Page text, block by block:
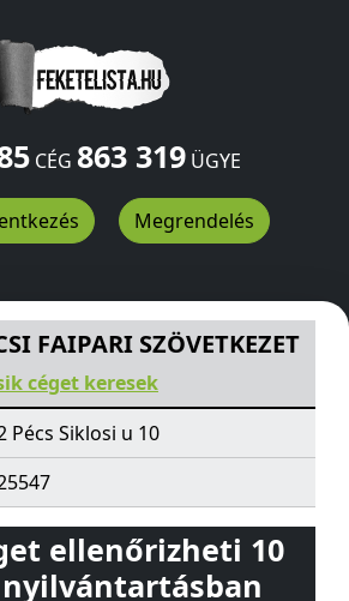
CÉG 863 319ÜGYE
Megrendelés
Siklosi u 10Pécs 7622
FAIPARI SZÖVETKEZET
céget keresek
Pécs Siklosi u 10
ellenőrizheti 10